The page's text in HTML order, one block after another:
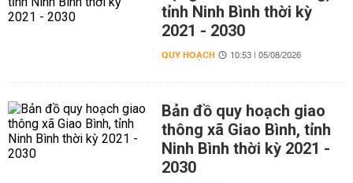
tỉnh Ninh Bình thời kỳ
2021 - 2030
QUY HOẠCH 10:53 | 05/08/2026
Bản đồ quy hoạch giao
thông xã Giao Bình, tỉnh
Ninh Bình thời kỳ 2021 -
2030